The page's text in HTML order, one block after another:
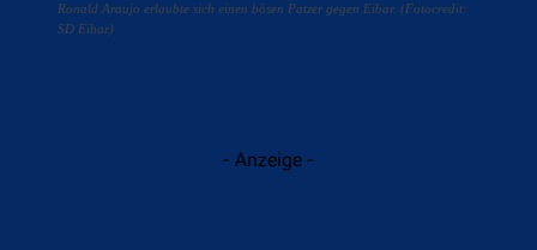
Ronald Araujo erlaubte sich einen bösen Patzer gegen Eibar. (Fotocredit:
SD Eibar)
- Anzeige -